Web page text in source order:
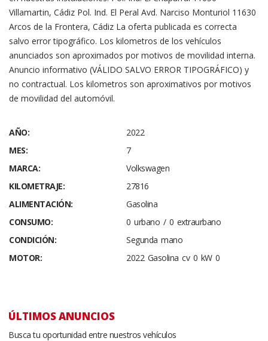
Villamartin, Cádiz Pol. Ind. El Peral Avd. Narciso Monturiol 11630
Arcos de la Frontera, Cádiz La oferta publicada es correcta
salvo error tipográfico. Los kilometros de los vehículos
anunciados son aproximados por motivos de movilidad interna.
Anuncio informativo (VÁLIDO SALVO ERROR TIPOGRÁFICO) y
no contractual. Los kilometros son aproximativos por motivos
de movilidad del automóvil.
AÑO:
2022
MES:
7
MARCA:
Volkswagen
KILOMETRAJE:
27816
ALIMENTACIÓN:
Gasolina
CONSUMO:
0 urbano / 0 extraurbano
CONDICIÓN:
Segunda mano
MOTOR:
2022 Gasolina cv 0 kW 0
ÚLTIMOS ANUNCIOS
Busca tu oportunidad entre nuestros vehículos